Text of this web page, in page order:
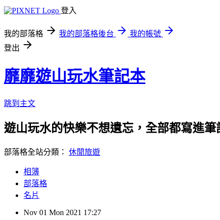
登入
我的部落格 我的部落格後台
我的帳號
登出
靡靡遊山玩水筆記本
跳到主文
遊山玩水的快樂不想遺忘，全部都寫進筆
部落格全站分類： 休閒旅遊
相簿
部落格
名片
Nov 01 Mon 2021 17:27